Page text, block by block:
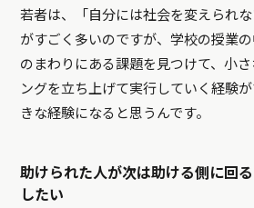
若者は、「自分には社会を変えられ
がすごく多いのですが、学校の授業
のまわりにある課題を見つけて、小
ングを立ち上げて実行していく経験
きな経験になると思うんです。
助けられた人が次は助ける側に回
したい